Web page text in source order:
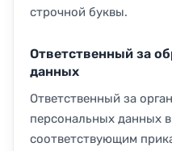
строчной буквы.
Ответственный за
данных
Ответственный за
персональных данных
соответствующим